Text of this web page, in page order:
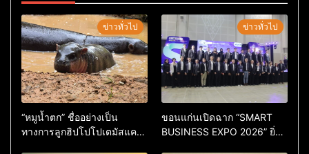
ข่าวทั่วไป
“หมูน้ำตก” ชื่ออย่างเป็น
ทางการลูกฮิปโปโปเตมัสแคระ
ข่าวทั่วไป
ขอนแก่นเปิดฉาก “SMART
BUSINESS EXPO 2026” ยิ่ง